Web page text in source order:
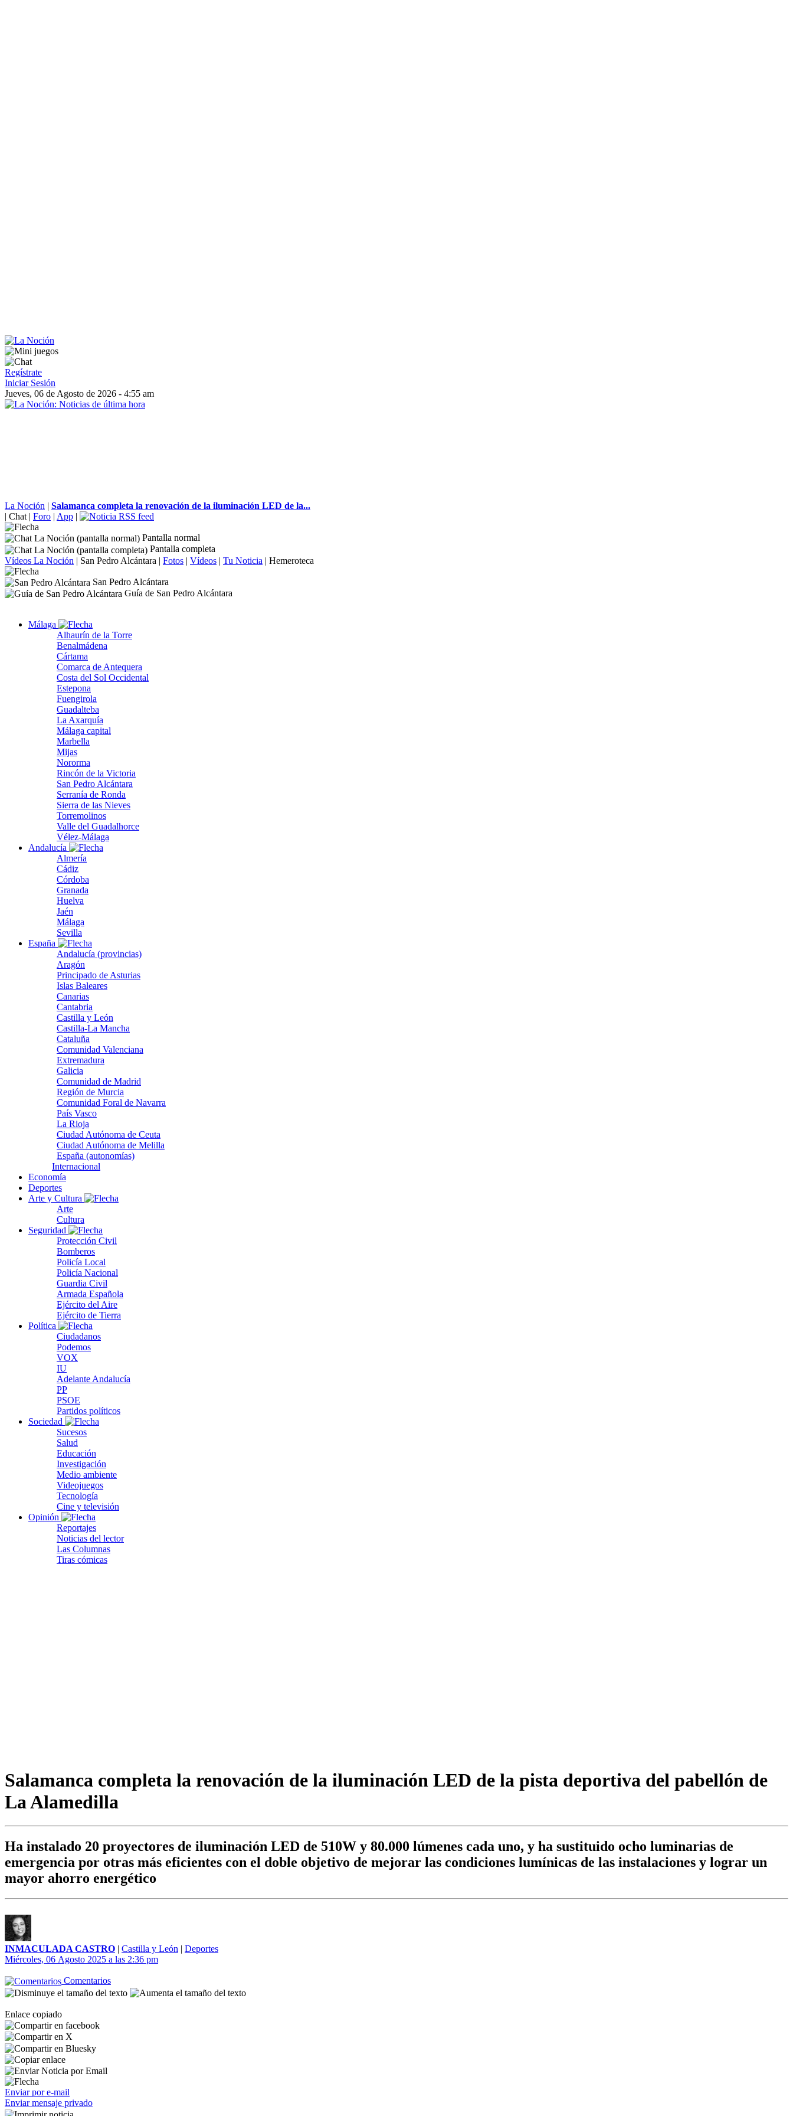
Regístrate
Iniciar Sesión
Jueves, 06 de Agosto de 2026 - 4:55 am
La Noción | Salamanca completa la renovación de la iluminación LED de la...
| Chat | Foro | App |
Pantalla normal
Pantalla completa
Vídeos La Noción | San Pedro Alcántara | Fotos | Vídeos | Tu Noticia | Hemeroteca
San Pedro Alcántara
Guía de San Pedro Alcántara
Málaga
Alhaurín de la Torre
Benalmádena
Cártama
Comarca de Antequera
Costa del Sol Occidental
Estepona
Fuengirola
Guadalteba
La Axarquía
Málaga capital
Marbella
Mijas
Nororma
Rincón de la Victoria
San Pedro Alcántara
Serranía de Ronda
Sierra de las Nieves
Torremolinos
Valle del Guadalhorce
Vélez-Málaga
Andalucía
Almería
Cádiz
Córdoba
Granada
Huelva
Jaén
Málaga
Sevilla
España
Andalucía (provincias)
Aragón
Principado de Asturias
Islas Baleares
Canarias
Cantabria
Castilla y León
Castilla-La Mancha
Cataluña
Comunidad Valenciana
Extremadura
Galicia
Comunidad de Madrid
Región de Murcia
Comunidad Foral de Navarra
País Vasco
La Rioja
Ciudad Autónoma de Ceuta
Ciudad Autónoma de Melilla
España (autonomías)
Internacional
Economía
Deportes
Arte y Cultura
Arte
Cultura
Seguridad
Protección Civil
Bomberos
Policía Local
Policía Nacional
Guardia Civil
Armada Española
Ejército del Aire
Ejército de Tierra
Política
Ciudadanos
Podemos
VOX
IU
Adelante Andalucía
PP
PSOE
Partidos políticos
Sociedad
Sucesos
Salud
Educación
Investigación
Medio ambiente
Videojuegos
Tecnología
Cine y televisión
Opinión
Reportajes
Noticias del lector
Las Columnas
Tiras cómicas
Salamanca completa la renovación de la iluminación LED de la pista deportiva del pabellón de
La Alamedilla
Ha instalado 20 proyectores de iluminación LED de 510W y 80.000 lúmenes cada uno, y ha sustituido ocho luminarias de
emergencia por otras más eficientes con el doble objetivo de mejorar las condiciones lumínicas de las instalaciones y lograr un
mayor ahorro energético
INMACULADA CASTRO | Castilla y León | Deportes
Miércoles, 06 Agosto 2025 a las 2:36 pm
Comentarios
Enlace copiado
Enviar por e-mail
Enviar mensaje privado